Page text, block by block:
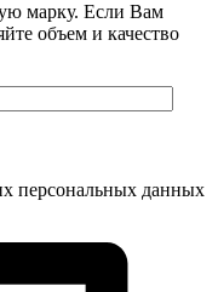
марку. Если Вам
объем и качество
персональных данных